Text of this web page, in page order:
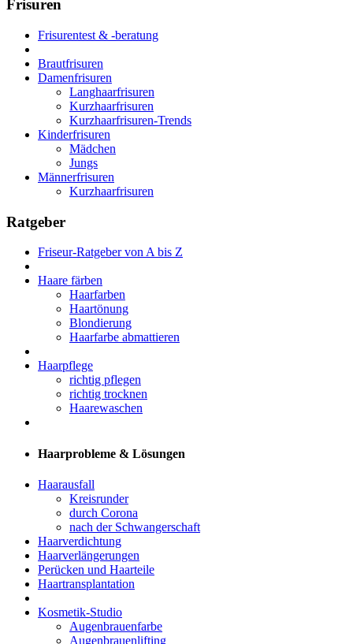
Frisuren
Frisurentest & -beratung
Brautfrisuren
Damenfrisuren
Langhaarfrisuren
Kurzhaarfrisuren
Kurzhaarfrisuren-Trends
Kinderfrisuren
Mädchen
Jungs
Männerfrisuren
Kurzhaarfrisuren
Ratgeber
Friseur-Ratgeber von A bis Z
Haare färben
Haarfarben
Haartönung
Blondierung
Haarfarbe abmattieren
Haarpflege
richtig pflegen
richtig trocknen
Haarewaschen
Haarprobleme & Lösungen
Haarausfall
Kreisrunder
durch Corona
nach der Schwangerschaft
Haarverdichtung
Haarverlängerungen
Perücken und Haarteile
Haartransplantation
Kosmetik-Studio
Augenbrauenfarbe
Augenbrauenlifting